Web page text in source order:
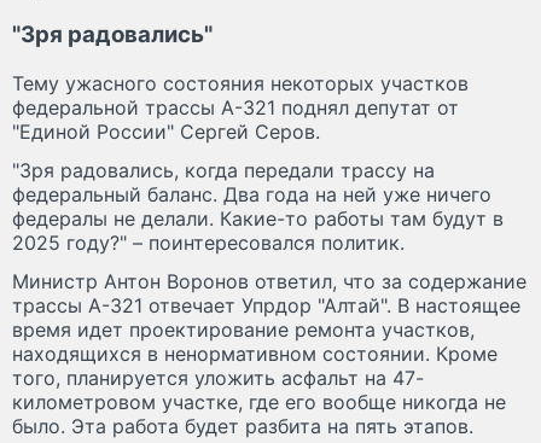
"Зря радовались"
Тему ужасного состояния некоторых участков
федеральной трассы А-321 поднял депутат от
"Единой России" Сергей Серов.
"Зря радовались, когда передали трассу на
федеральный баланс. Два года на ней уже ничего
федералы не делали. Какие-то работы там будут в
2025 году?" – поинтересовался политик.
Министр Антон Воронов ответил, что за содержание
трассы А-321 отвечает Упрдор "Алтай". В настоящее
время идет проектирование ремонта участков,
находящихся в ненормативном состоянии. Кроме
того, планируется уложить асфальт на 47-
километровом участке, где его вообще никогда не
было. Эта работа будет разбита на пять этапов.